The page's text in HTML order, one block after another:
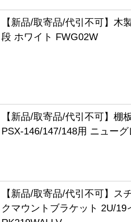
【新品/取寄品/代引不可】木
段 ホワイト FWG02W
【新品/取寄品/代引不可】棚
PSX-146/147/148用 ニュー
【新品/取寄品/代引不可】ス
クマウントブラケット 2U/19